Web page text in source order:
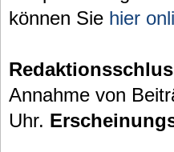
können Sie hier
Annahme von
Uhr.